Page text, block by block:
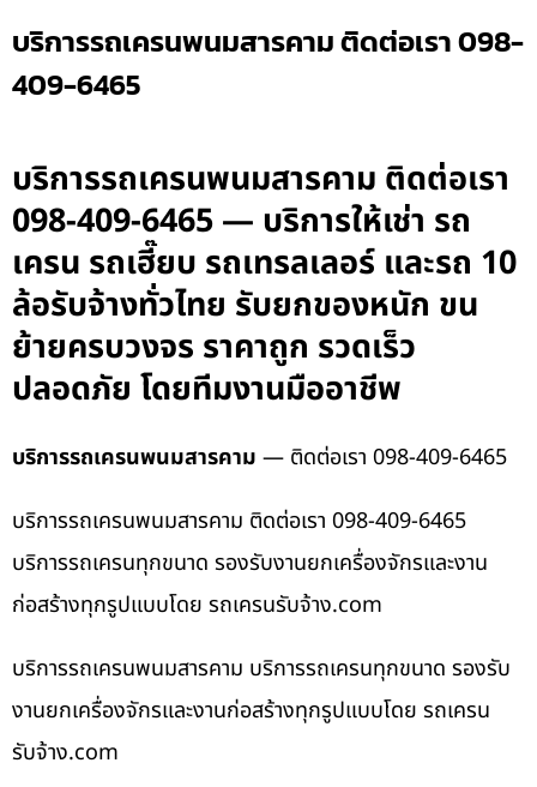
บริการรถเครนพนมสารคาม ติดต่อเรา 098-
409-6465
บริการรถเครนพนมสารคาม ติดต่อเรา
098-409-6465 — บริการให้เช่า รถ
เครน รถเฮี๊ยบ รถเทรลเลอร์ และรถ 10
ล้อรับจ้างทั่วไทย รับยกของหนัก ขน
ย้ายครบวงจร ราคาถูก รวดเร็ว
ปลอดภัย โดยทีมงานมืออาชีพ
บริการรถเครนพนมสารคาม — ติดต่อเรา 098-409-6465
บริการรถเครนพนมสารคาม ติดต่อเรา 098-409-6465
บริการรถเครนทุกขนาด รองรับงานยกเครื่องจักรและงาน
ก่อสร้างทุกรูปแบบโดย รถเครนรับจ้าง.com
บริการรถเครนพนมสารคาม บริการรถเครนทุกขนาด รองรับ
งานยกเครื่องจักรและงานก่อสร้างทุกรูปแบบโดย รถเครน
รับจ้าง.com